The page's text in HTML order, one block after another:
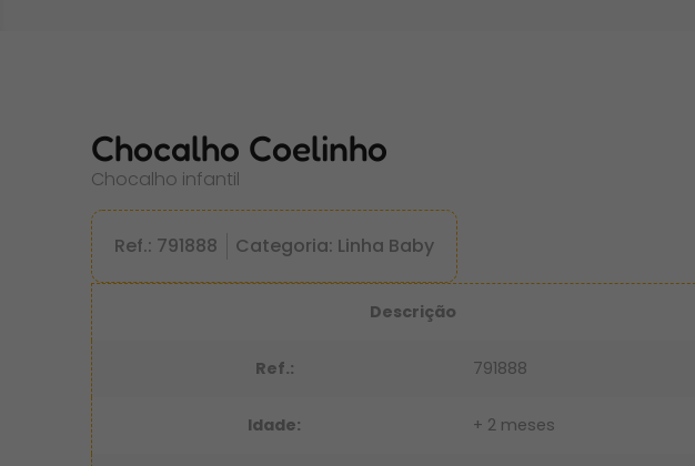
Chocalho Coelinho
Chocalho infantil
Ref.: 791888 Categoria: Linha Baby
Descrição
Ref.: 791888
Idade: + 2 meses